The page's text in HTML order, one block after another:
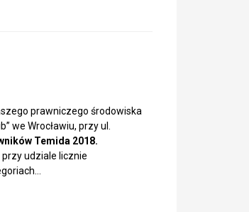
prawniczego środowiska
we Wrocławiu, przy ul.
Temida 2018.
udziale licznie